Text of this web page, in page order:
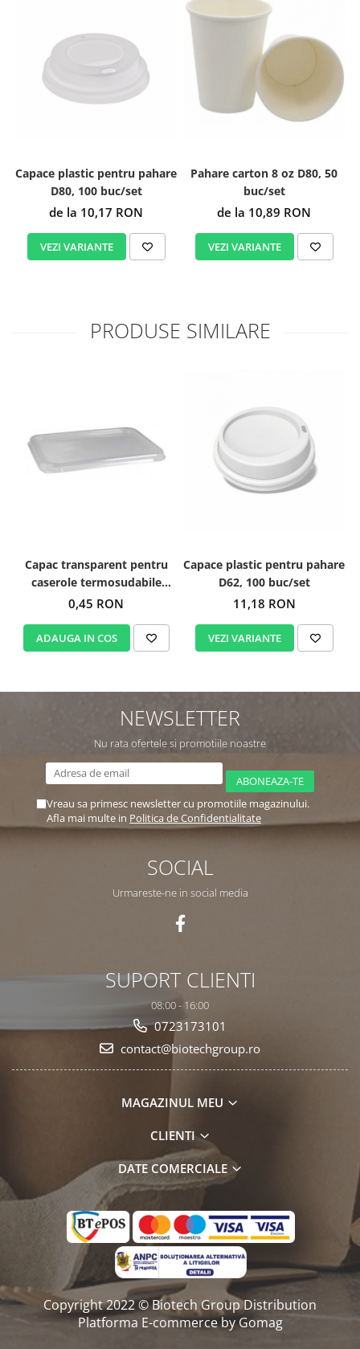
Capace plastic pentru pahare
D80, 100 buc/set
de la 10,17 RON
VEZI VARIANTE
Pahare carton 8 oz D80, 50
buc/set
de la 10,89 RON
VEZI VARIANTE
PRODUSE SIMILARE
Capac transparent pentru
caserole termosudabile
227x178
0,45 RON
ADAUGA IN COS
Capace plastic pentru pahare
D62, 100 buc/set
11,18 RON
VEZI VARIANTE
NEWSLETTER
Nu rata ofertele si promotiile noastre
Vreau sa primesc newsletter cu promotiile magazinului.
Afla mai multe in Politica de Confidentialitate
SOCIAL
Urmareste-ne in social media
SUPORT CLIENTI
08:00 - 16:00
0723173101
contact@biotechgroup.ro
MAGAZINUL MEU
CLIENTI
DATE COMERCIALE
Copyright 2022 © Biotech Group Distribution
Platforma E-commerce by Gomag